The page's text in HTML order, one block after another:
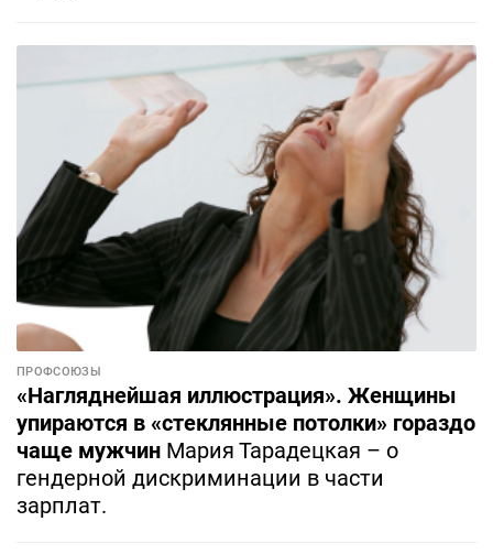
ПРОФСОЮЗЫ
«Нагляднейшая иллюстрация». Женщины
упираются в «стеклянные потолки» гораздо
чаще мужчин Мария Тарадецкая – о
гендерной дискриминации в части
зарплат.